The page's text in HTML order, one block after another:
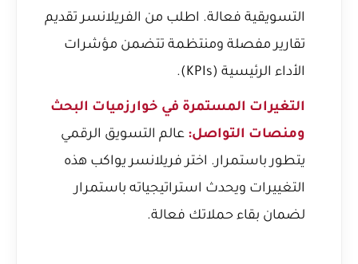
التسويقية فعالة. اطلب من الفريلانسر تقديم
تقارير مفصلة ومنتظمة تتضمن مؤشرات
الأداء الرئيسية (KPIs).
التغيرات المستمرة في خوارزميات البحث
ومنصات التواصل: عالم التسويق الرقمي
يتطور باستمرار. اختر فريلانسر يواكب هذه
التغييرات ويحدث استراتيجياته باستمرار
لضمان بقاء حملاتك فعالة.